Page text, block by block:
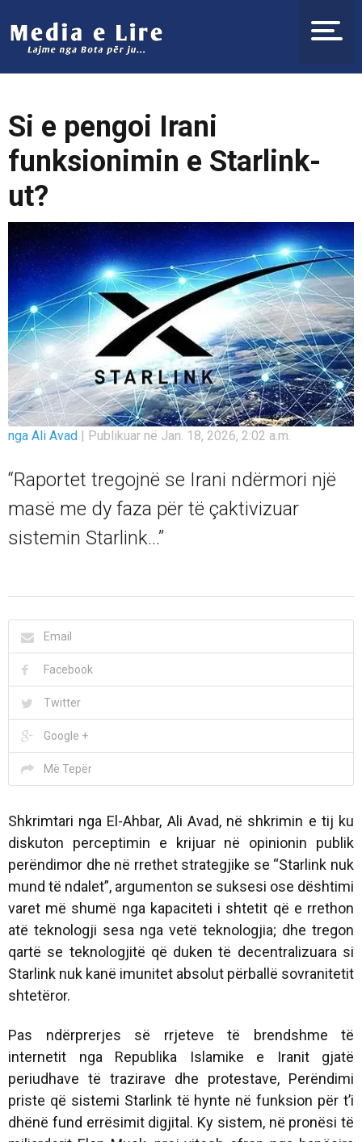
Si e pengoi Irani
funksionimin e Starlink-
ut?
nga Ali Avad | Publikuar në Jan. 18, 2026, 2:02 a.m.
“Raportet tregojnë se Irani ndërmori një
masë me dy faza për të çaktivizuar
sistemin Starlink...”
Email
Facebook
Twitter
Google +
Më Tepër
Shkrimtari nga El-Ahbar, Ali Avad, në shkrimin e tij ku
diskuton perceptimin e krijuar në opinionin publik
perëndimor dhe në rrethet strategjike se “Starlink nuk
mund të ndalet”, argumenton se suksesi ose dështimi
varet më shumë nga kapaciteti i shtetit që e rrethon
atë teknologji sesa nga vetë teknologjia; dhe tregon
qartë se teknologjitë që duken të decentralizuara si
Starlink nuk kanë imunitet absolut përballë sovranitetit
shtetëror.
Pas ndërprerjes së rrjeteve të brendshme të
internetit nga Republika Islamike e Iranit gjatë
periudhave të trazirave dhe protestave, Perëndimi
priste që sistemi Starlink të hynte në funksion për t’i
dhënë fund errësimit digjital. Ky sistem, në pronësi të